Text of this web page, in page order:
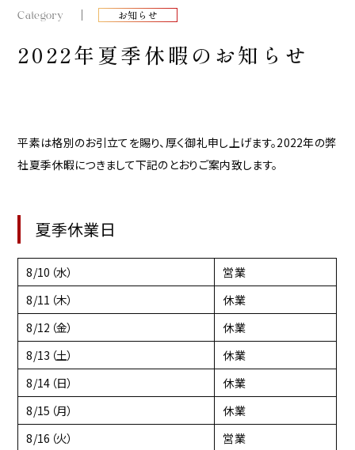
Category お知らせ
2022年夏季休暇のお知らせ
平素は格別のお引立てを賜り、厚く御礼申し上げます。2022年の弊
社夏季休暇につきまして下記のとおりご案内致します。
夏季休業日
8/10（水）
営業
8/11（木）
休業
8/12（金）
休業
8/13（土）
休業
8/14（日）
休業
8/15（月）
休業
8/16（火）
営業